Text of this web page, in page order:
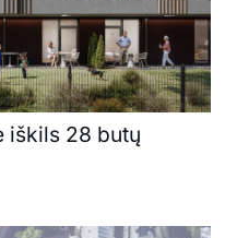
iškils 28 butų